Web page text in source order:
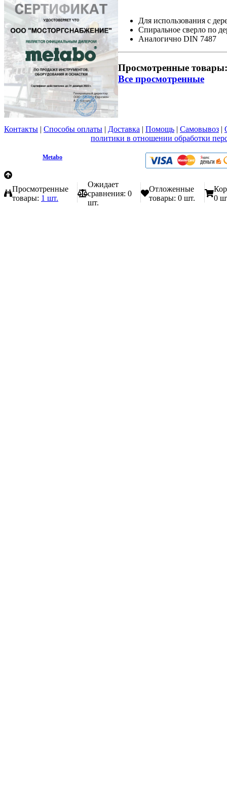
Для использования с
Спиральное сверло по
Аналогично DIN 7487
Просмотренные товары:
Все просмотренные
Контакты | Способы оплаты | Доставка | Помощь | Самовывоз |
политики в отношении обработки
Metabo
Просмотренные
товары: 1 шт.
Ожидает
сравнения: 0
шт.
Отложенные
товары: 0 шт.
0